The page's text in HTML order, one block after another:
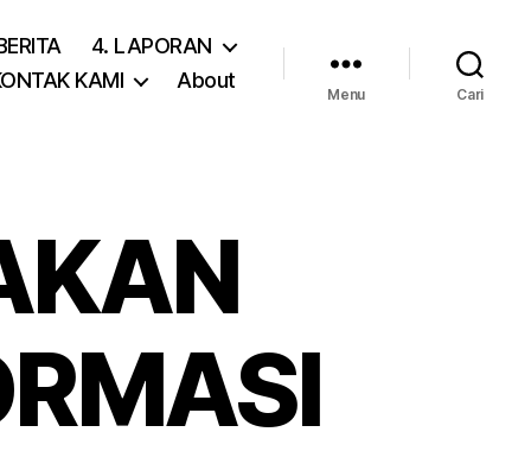
4. LAPORAN
KAMI About
Menu Cari